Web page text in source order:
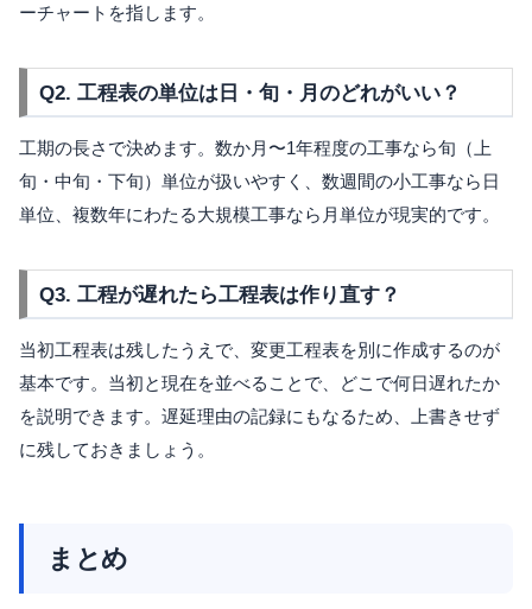
ーチャートを指します。
Q2. 工程表の単位は日・旬・月のどれがいい？
工期の長さで決めます。数か月〜1年程度の工事なら旬（上
旬・中旬・下旬）単位が扱いやすく、数週間の小工事なら日
単位、複数年にわたる大規模工事なら月単位が現実的です。
Q3. 工程が遅れたら工程表は作り直す？
当初工程表は残したうえで、変更工程表を別に作成するのが
基本です。当初と現在を並べることで、どこで何日遅れたか
を説明できます。遅延理由の記録にもなるため、上書きせず
に残しておきましょう。
まとめ